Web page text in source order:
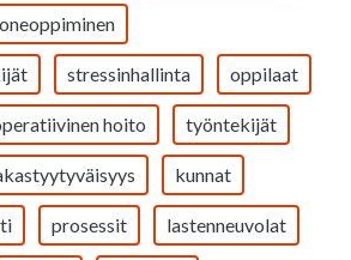
stressinhallinta oppilaat
hoito työntekijät
kunnat
prosessit lastenneuvolat